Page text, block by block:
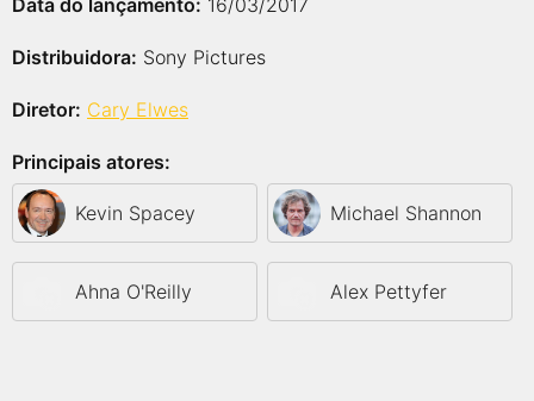
Data do lançamento: 16/03/2017
Distribuidora: Sony Pictures
Diretor: Cary Elwes
Principais atores:
Kevin Spacey Michael Shannon
Ahna O'Reilly Alex Pettyfer